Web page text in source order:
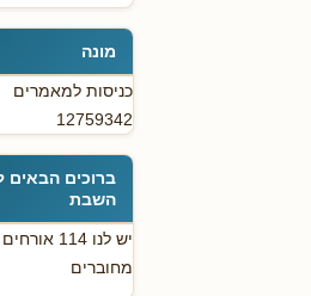
מונה
כניסות למאמרים
12759342
ברוכים הבאים
השבת
יש לנו 114
מחוברים